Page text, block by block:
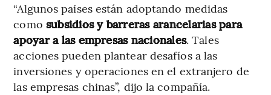
“Algunos países están adoptando medidas
como subsidios y barreras arancelarias para
apoyar a las empresas nacionales. Tales
acciones pueden plantear desafíos a las
inversiones y operaciones en el extranjero de
las empresas chinas”, dijo la compañía.